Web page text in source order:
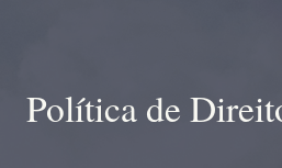
Política de